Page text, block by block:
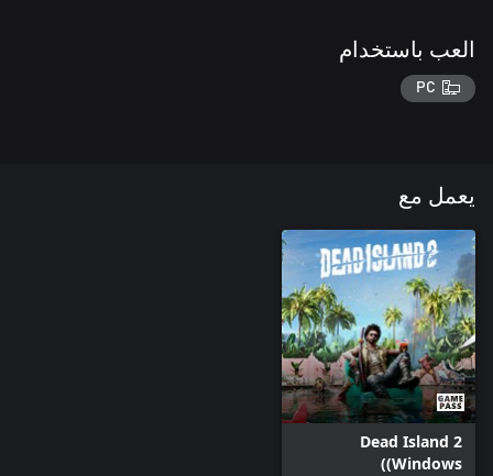
العب باستخدام
PC
يعمل مع
Dead Island 2
(Windows)